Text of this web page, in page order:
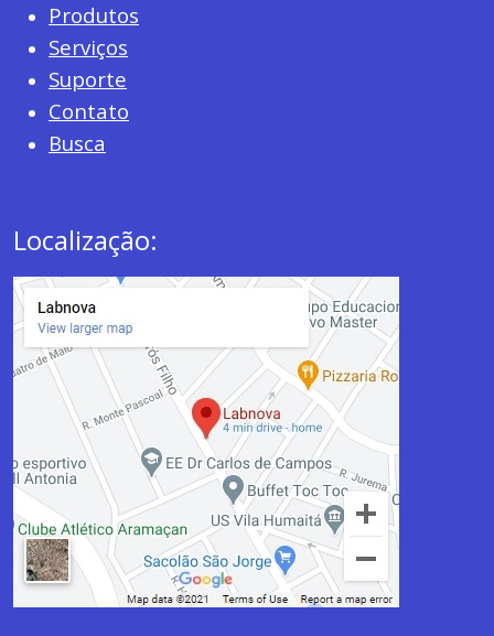
Produtos
Serviços
Suporte
Contato
Busca
Localização: